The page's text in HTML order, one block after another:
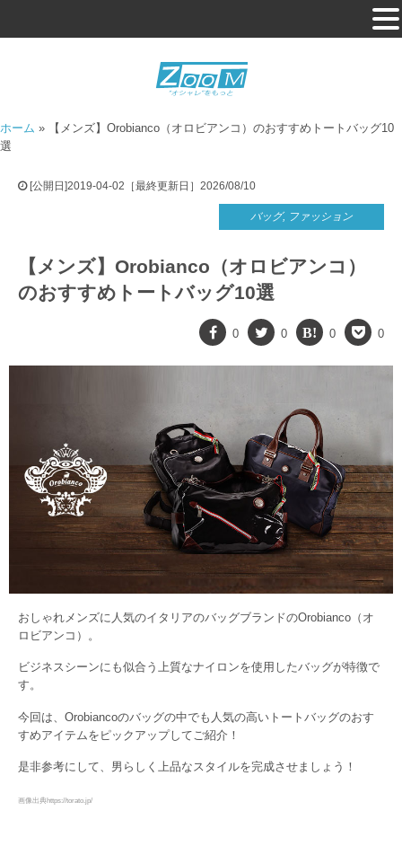
ホーム »
【メンズ】Orobianco（オロビアンコ）のおすすめトートバッグ10
選
[公開日]2019-04-02［最終更新日］2026/08/10
バッグ, ファッション
【メンズ】Orobianco（オロビアンコ）
のおすすめトートバッグ10選
0 0 0 0
おしゃれメンズに人気のイタリアのバッグブランドのOrobianco（オ
ロビアンコ）。
ビジネスシーンにも似合う上質なナイロンを使用したバッグが特徴で
す。
今回は、Orobiancoのバッグの中でも人気の高いトートバッグのおす
すめアイテムをピックアップしてご紹介！
是非参考にして、男らしく上品なスタイルを完成させましょう！
画像出典https://torato.jp/